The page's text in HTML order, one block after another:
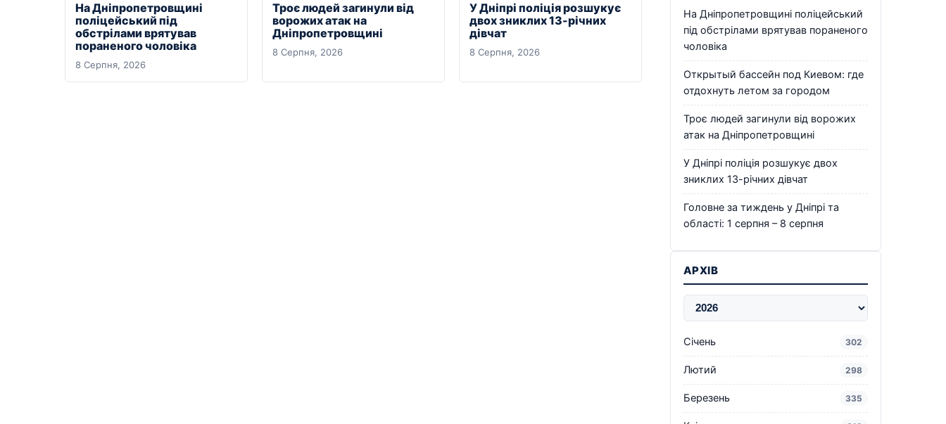
На Дніпропетровщині
поліцейський під
обстрілами врятував
пораненого чоловіка
8 Серпня, 2026
Троє людей загинули від
ворожих атак на
Дніпропетровщині
8 Серпня, 2026
У Дніпрі поліція розшукує
двох зниклих 13-річних
дівчат
8 Серпня, 2026
На Дніпропетровщині поліцейський
під обстрілами врятував пораненого
чоловіка
Открытый бассейн под Киевом: где
отдохнуть летом за городом
Троє людей загинули від ворожих
атак на Дніпропетровщині
У Дніпрі поліція розшукує двох
зниклих 13-річних дівчат
Головне за тиждень у Дніпрі та
області: 1 серпня – 8 серпня
АРХІВ
Січень 302
Лютий 298
Березень 335